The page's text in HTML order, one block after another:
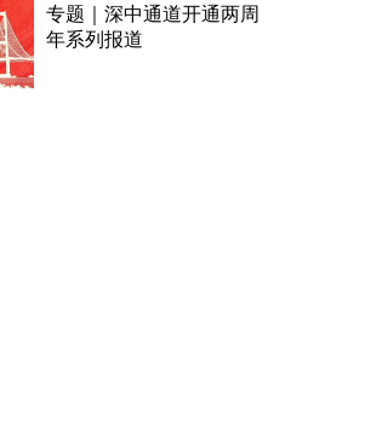
专题｜深中通道开通两周
年系列报道